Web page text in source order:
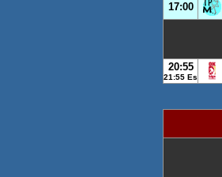
17:00
20:55
21:55 Es